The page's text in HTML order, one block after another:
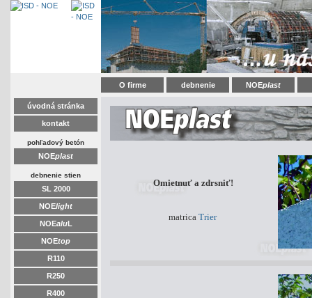
O firme debnenie NOEplast
úvodná stránka
kontakt
pohľadový betón
NOEplast
debnenie stien
SL 2000
NOElight
NOEaluL
NOEtop
R110
R250
R400
Omietnuť a zdrsniť!
matrica Trier